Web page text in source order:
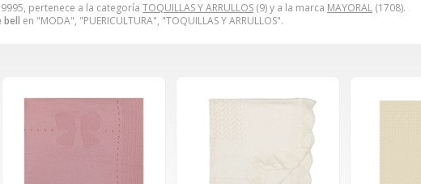
pertenece a la categoría TOQUILLAS Y ARRULLOS (9) y a la marca MAYORAL (1708).
bell en "MODA", "PUERICULTURA", "TOQUILLAS Y ARRULLOS".